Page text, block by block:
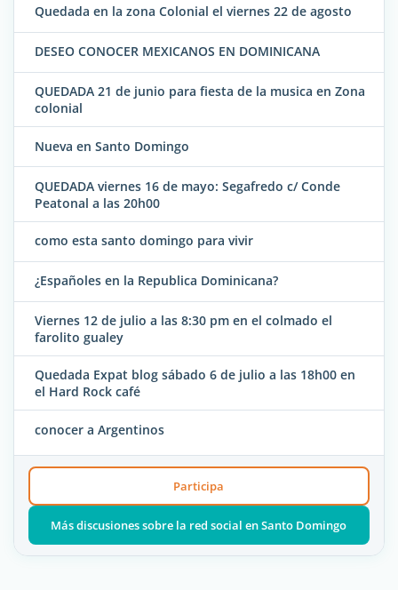
Quedada en la zona Colonial el viernes 22 de agosto
DESEO CONOCER MEXICANOS EN DOMINICANA
QUEDADA 21 de junio para fiesta de la musica en Zona
colonial
Nueva en Santo Domingo
QUEDADA viernes 16 de mayo: Segafredo c/ Conde
Peatonal a las 20h00
como esta santo domingo para vivir
¿Españoles en la Republica Dominicana?
Viernes 12 de julio a las 8:30 pm en el colmado el
farolito gualey
Quedada Expat blog sábado 6 de julio a las 18h00 en
el Hard Rock café
conocer a Argentinos
Participa
Más discusiones sobre la red social en Santo Domingo